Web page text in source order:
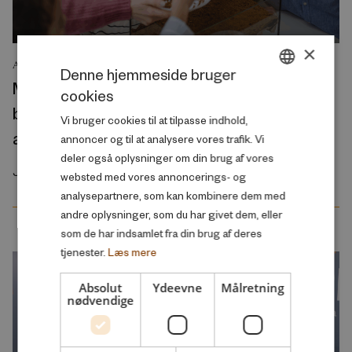
ANALYSE
Mange borgere, som er utilfredse med
børnepasning, skoler og ældrepleje, ønsker
at arbejde mindre
Juli 2026
×
Denne hjemmeside bruger
cookies
Vi bruger cookies til at tilpasse indhold,
annoncer og til at analysere vores trafik. Vi
deler også oplysninger om din brug af vores
websted med vores annoncerings- og
analysepartnere, som kan kombinere dem med
andre oplysninger, som du har givet dem, eller
som de har indsamlet fra din brug af deres
tjenester. Læs mere
Absolut
nødvendige
Ydeevne Målretning